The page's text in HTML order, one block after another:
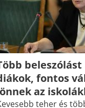
fontos
az
teher és